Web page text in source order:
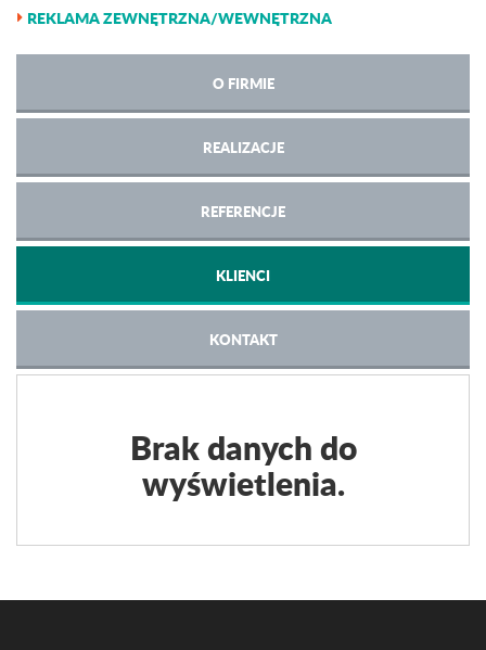
REKLAMA ZEWNĘTRZNA/WEWNĘTRZNA
O FIRMIE
REALIZACJE
REFERENCJE
KLIENCI
KONTAKT
Brak danych do
wyświetlenia.